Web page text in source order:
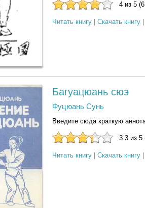
4 из 5
Читать книгу Скачать книгу
Багуацюань сюэ
Фуцюань Сунь
Введите сюда краткую
3.3 из 5
Читать книгу Скачать книгу